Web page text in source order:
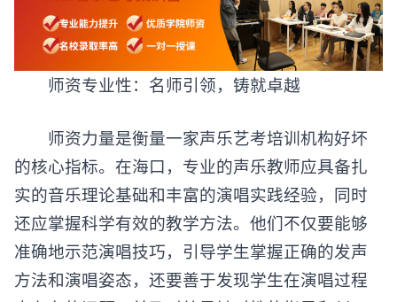
师资专业性：名师引领，铸就卓越
师资力量是衡量一家声乐艺考培训机构好坏
的核心指标。在海口，专业的声乐教师应具备扎
实的音乐理论基础和丰富的演唱实践经验，同时
还应掌握科学有效的教学方法。他们不仅要能够
准确地示范演唱技巧，引导学生掌握正确的发声
方法和演唱姿态，还要善于发现学生在演唱过程